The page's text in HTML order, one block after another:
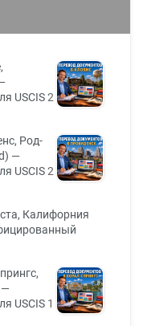
USCIS2
Род-
—
USCIS2
Калифорния
—
USCIS 1